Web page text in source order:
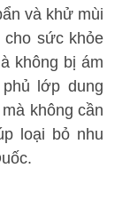
và khử mùi
cho sức khỏe
không bị ám
lớp dung
không cần
loại bỏ nhu